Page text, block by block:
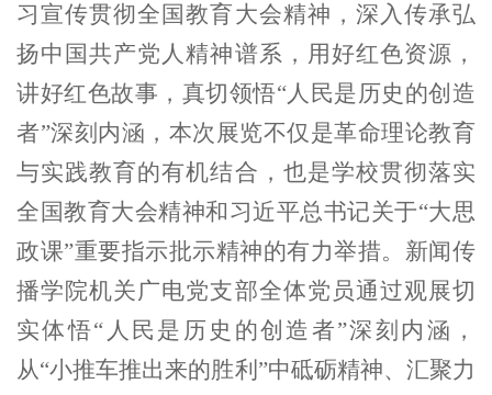
习宣传贯彻全国教育大会精神，深入传承弘
扬中国共产党人精神谱系，用好红色资源，
讲好红色故事，真切领悟“人民是历史的创造
者”深刻内涵，本次展览不仅是革命理论教育
与实践教育的有机结合，也是学校贯彻落实
全国教育大会精神和习近平总书记关于“大思
政课”重要指示批示精神的有力举措。新闻传
播学院机关广电党支部全体党员通过观展切
实体悟“人民是历史的创造者”深刻内涵，
从“小推车推出来的胜利”中砥砺精神、汇聚力